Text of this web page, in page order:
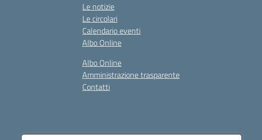
Le notizie
Le circolari
Calendario eventi
Albo Online
Albo Online
Amministrazione trasparente
Contatti